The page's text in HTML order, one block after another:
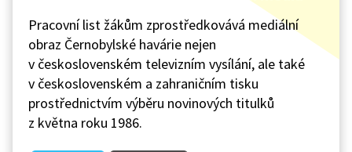
Pracovní list žákům zprostředkovává mediální
obraz Černobylské havárie nejen
v československém televizním vysílání, ale také
v československém a zahraničním tisku
prostřednictvím výběru novinových titulků
z května roku 1986.